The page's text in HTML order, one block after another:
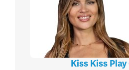
Kiss Kiss